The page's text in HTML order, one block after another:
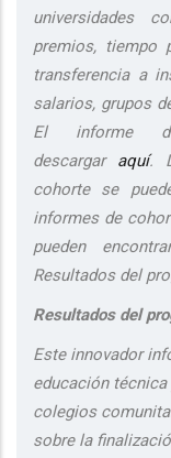
universidades
premios, tiempo
transferencia a
salarios, grupos
El informe
descargar aquí.
cohorte se
informes de
pueden
Resultados del
Resultados del
Este innovador
educación
colegios
sobre la